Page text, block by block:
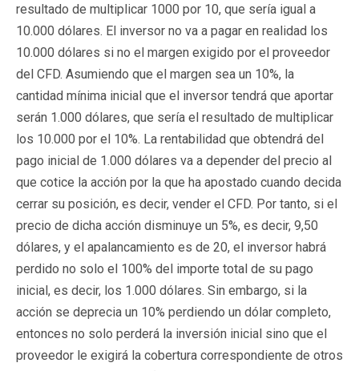
resultado de multiplicar 1000 por 10, que sería igual a
10.000 dólares. El inversor no va a pagar en realidad los
10.000 dólares si no el margen exigido por el proveedor
del CFD. Asumiendo que el margen sea un 10%, la
cantidad mínima inicial que el inversor tendrá que aportar
serán 1.000 dólares, que sería el resultado de multiplicar
los 10.000 por el 10%. La rentabilidad que obtendrá del
pago inicial de 1.000 dólares va a depender del precio al
que cotice la acción por la que ha apostado cuando decida
cerrar su posición, es decir, vender el CFD. Por tanto, si el
precio de dicha acción disminuye un 5%, es decir, 9,50
dólares, y el apalancamiento es de 20, el inversor habrá
perdido no solo el 100% del importe total de su pago
inicial, es decir, los 1.000 dólares. Sin embargo, si la
acción se deprecia un 10% perdiendo un dólar completo,
entonces no solo perderá la inversión inicial sino que el
proveedor le exigirá la cobertura correspondiente de otros